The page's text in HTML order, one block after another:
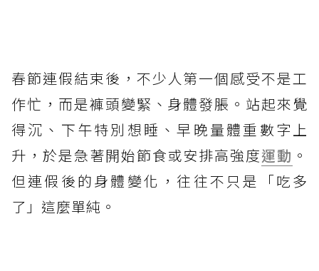
春節連假結束後，不少人第一個感受不是工
作忙，而是褲頭變緊、身體發脹。站起來覺
得沉、下午特別想睡、早晚量體重數字上
升，於是急著開始節食或安排高強度運動 。
但連假後的身體變化，往往不只是「吃多
了」這麼單純。